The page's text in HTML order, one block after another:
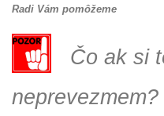
Radi Vám pomôžeme
Čo ak si
neprevezmem?